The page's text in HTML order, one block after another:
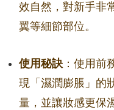
效自然，對新手非
翼等細節部位。
使用秘訣 ：使用前
現「濕潤膨脹」的
量，並讓妝感更保